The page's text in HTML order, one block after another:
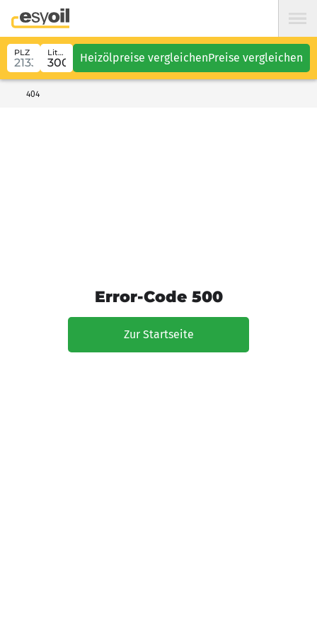
PLZ Liter Heizölpreise vergleichenPreise vergleichen
404
Error-Code 500
Zur Startseite